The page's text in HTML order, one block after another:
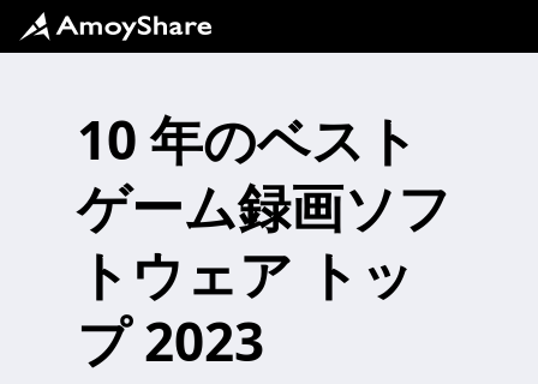
10 年のベスト
ゲーム録画ソフ
トウェア トッ
プ 2023